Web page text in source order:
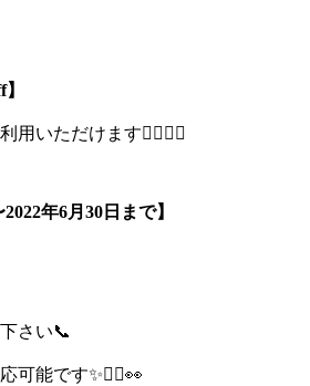
】
用いただけます🙆‍♀️🙆‍♀️
2022年6月 30 日まで】
さい📞
可能です✨💆‍♀️👀